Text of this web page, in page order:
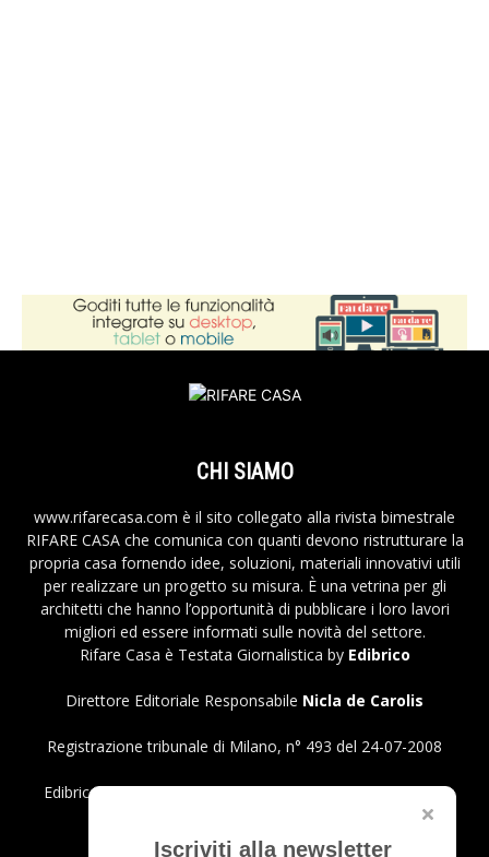
Iscriviti alla newsletter
CHI SIAMO
www.rifarecasa.com è il sito collegato alla rivista bimestrale
RIFARE CASA che comunica con quanti devono ristrutturare la
propria casa fornendo idee, soluzioni, materiali innovativi utili
per realizzare un progetto su misura. È una vetrina per gli
architetti che hanno l’opportunità di pubblicare i loro lavori
migliori ed essere informati sulle novità del settore.
Rifare Casa è Testata Giornalistica by Edibrico
Direttore Editoriale Responsabile Nicla de Carolis
Registrazione tribunale di Milano, n° 493 del 24-07-2008
Edibrico srl - Viale Emilio Caldara, 44 - 20122 Milano P.iva
Privacy Policy